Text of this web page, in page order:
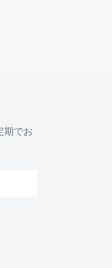
期でお